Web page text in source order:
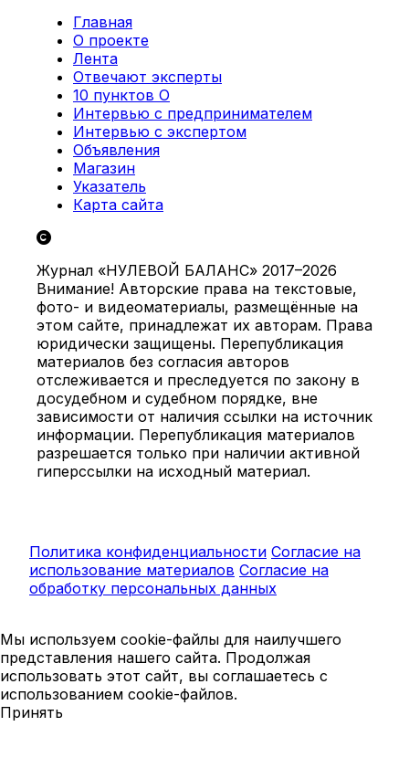
Главная
О проекте
Лента
Отвечают эксперты
10 пунктов О
Интервью с предпринимателем
Интервью с экспертом
Объявления
Магазин
Указатель
Карта сайта
Журнал «НУЛЕВОЙ БАЛАНС» 2017–2026
Внимание! Авторские права на текстовые,
фото- и видеоматериалы, размещённые на
этом сайте, принадлежат их авторам. Права
юридически защищены. Перепубликация
материалов без согласия авторов
отслеживается и преследуется по закону в
досудебном и судебном порядке, вне
зависимости от наличия ссылки на источник
информации. Перепубликация материалов
разрешается только при наличии активной
гиперссылки на исходный материал.
Политика конфиденциальности Согласие на
использование материалов Согласие на
обработку персональных данных
Мы используем cookie-файлы для наилучшего
представления нашего сайта. Продолжая
использовать этот сайт, вы соглашаетесь с
использованием cookie-файлов.
Принять